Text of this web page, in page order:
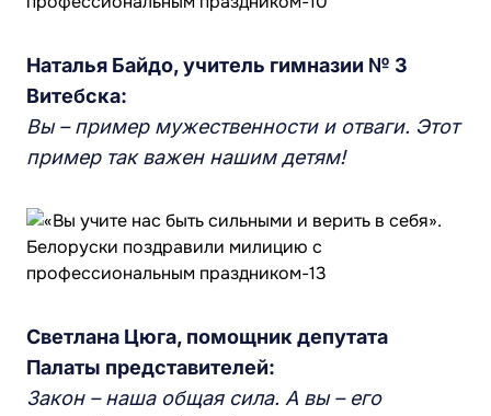
Наталья Байдо, учитель гимназии № 3
Витебска:
Вы – пример мужественности и отваги. Этот
пример так важен нашим детям!
Светлана Цюга, помощник депутата
Палаты представителей:
Закон – наша общая сила. А вы – его